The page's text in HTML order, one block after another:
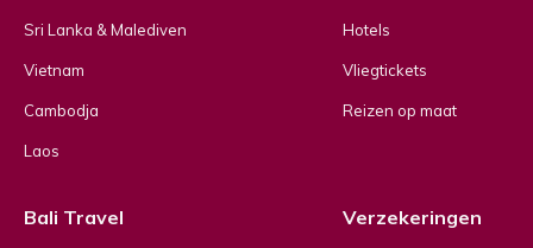
Sri Lanka & Malediven
Vietnam
Cambodja
Laos
Hotels
Vliegtickets
Reizen op maat
Bali Travel Verzekeringen